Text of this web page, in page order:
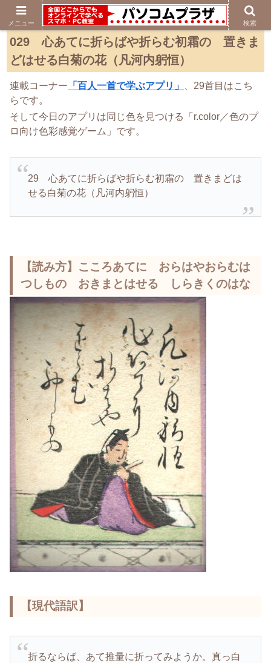
029 心あてに折らばや折らむ初霜の 置きま
どはせる白菊の花（凡河内躬恒）
連載コーナー 「百人一首で学ぶアプリ」
、29首目はこち
らです。
そして今日のアプリは同じ色を見つける「r.color／色のプ
ロ向け色彩感覚ゲーム」です。
29 心あてに折らばや折らむ初霜の 置きまどは
せる白菊の花（凡河内躬恒）
【読み方】こころあてに おらはやおらむは
つしもの おきまとはせる しらきくのはな
【現代語訳】
折るならば、あて推量に折ってみようか。真っ白
メニュー 検索